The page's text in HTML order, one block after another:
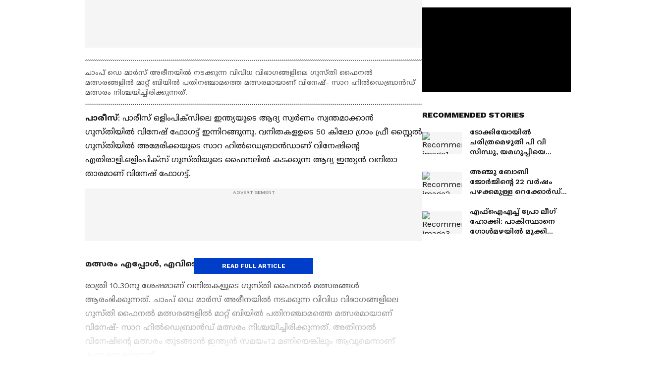
ചാംപ് ഡെ മാര്‍സ് അരീനയില്‍ നടക്കുന്ന വിവിധ വിഭാഗങ്ങളിലെ ഗുസ്തി ഫൈനല്‍
മത്സരങ്ങളില്‍ മാറ്റ് ബിയില്‍ പതിനഞ്ചാമത്തെ മത്സരമായാണ് വിനേഷ്- സാറ ഹിൽഡെബ്രാൻഡ്
മത്സരം നിശ്ചയിച്ചിരിക്കുന്നത്.
പാരീസ്: പാരീസ് ഒളിംപിക്സിലെ ഇന്ത്യയുടെ ആദ്യ സ്വര്‍ണം സ്വന്തമാക്കാന്‍
ഗുസ്തിയില്‍ വിനേഷ് ഫോഗട്ട് ഇന്നിറങ്ങുന്നു. വനിതകളഉടെ 50 കിലോ ഗ്രാം ഫ്രീ സ്റ്റൈല്‍
ഗുസ്തിയില്‍ അമേരിക്കയുടെ സാറ ഹിൽഡെബ്രാൻഡാണ് വിനേഷിന്‍റെ
എതിരാളി.ഒളിംപിക്സ് ഗുസ്തിയുടെ ഫൈനലിൽ കടക്കുന്ന ആദ്യ ഇന്ത്യൻ വനിതാ
താരമാണ് വിനേഷ് ഫോഗട്ട്.
മത്സരം എപ്പോള്‍, എവിടെ
രാത്രി 10.30നു ശേഷമാണ് വനിതകളുടെ ഗുസ്തി ഫൈനല്‍ മത്സരങ്ങള്‍
ആരംഭിക്കുന്നത്. ചാംപ് ഡെ മാര്‍സ് അരീനയില്‍ നടക്കുന്ന വിവിധ വിഭാഗങ്ങളിലെ
ഗുസ്തി ഫൈനല്‍ മത്സരങ്ങളില്‍ മാറ്റ് ബിയില്‍ പതിനഞ്ചാമത്തെ മത്സരമായാണ്
വിനേഷ്- സാറ ഹിൽഡെബ്രാൻഡ് മത്സരം നിശ്ചയിച്ചിരിക്കുന്നത്. അതിനാല്‍
വിനേഷിന്‍റെ മത്സരം തുടങ്ങാന്‍ ഇന്ത്യൻ സമയം12 മണിയെങ്കിലും ആവുമെന്നാണ്
READ FULL ARTICLE
RECOMMENDED STORIES
ടോക്കിയോയിൽ
ചരിത്രമെഴുതി പി വി
സിന്ധു, യമഗുച്ചിയെ
കിരീടം
അഞ്ജു ബോബി
ജോർജിന്‍റെ 22 വർഷം
പഴക്കമുള്ള റെക്കോർഡ്
ചരിത്രക്കുതിപ്പുമായി
കേരളത്തിന്റെ ആൻസി
സോജൻ
എഫ്‌ഐഎച്ച് പ്രോ ലീഗ്
ഹോക്കി: പാകിസ്ഥാനെ
ഗോള്‍മഴയില്‍ മുക്കി